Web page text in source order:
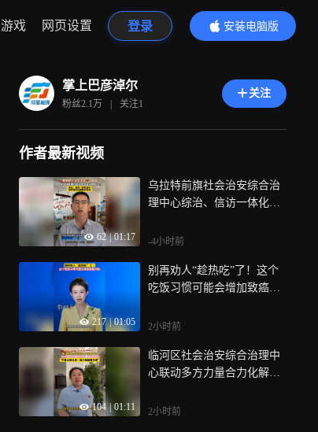
游戏 网页设置 登录
安装电脑版
内容更精彩
掌上巴彦淖尔
粉丝2.1万 | 关注1
关注
作者最新视频
62 | 01:17
乌拉特前旗社会治安综合治
理中心综治、信访一体化运
-4小时前
217 | 01:05
别再劝人“趁热吃”了！这个
吃饭习惯可能会增加致癌风
2小时前
104 | 01:11
临河区社会治安综合治理中
心联动多方力量合力化解信
门就能解决事”
2小时前